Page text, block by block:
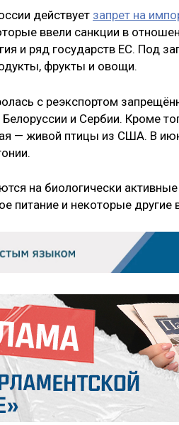
действует запрет на
ввели санкции в
и ряд государств ЕС. Под
фрукты и овощи.
с реэкспортом
Белоруссии и Сербии. Кроме
— живой птицы из США. В
на биологически
питание и некоторые другие